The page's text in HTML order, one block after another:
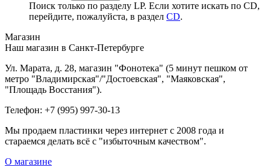
Поиск только по разделу LP. Если хотите искать по CD,
перейдите, пожалуйста, в раздел CD.
Магазин
Наш магазин в Санкт-Петербурге
Ул. Марата, д. 28, магазин "Фонотека" (5 минут пешком от
метро "Владимирская"/"Достоевская", "Маяковская",
"Площадь Восстания").
Телефон: +7 (995) 997-30-13
Мы продаем пластинки через интернет c 2008 года и
стараемся делать всё с "избыточным качеством".
О магазине